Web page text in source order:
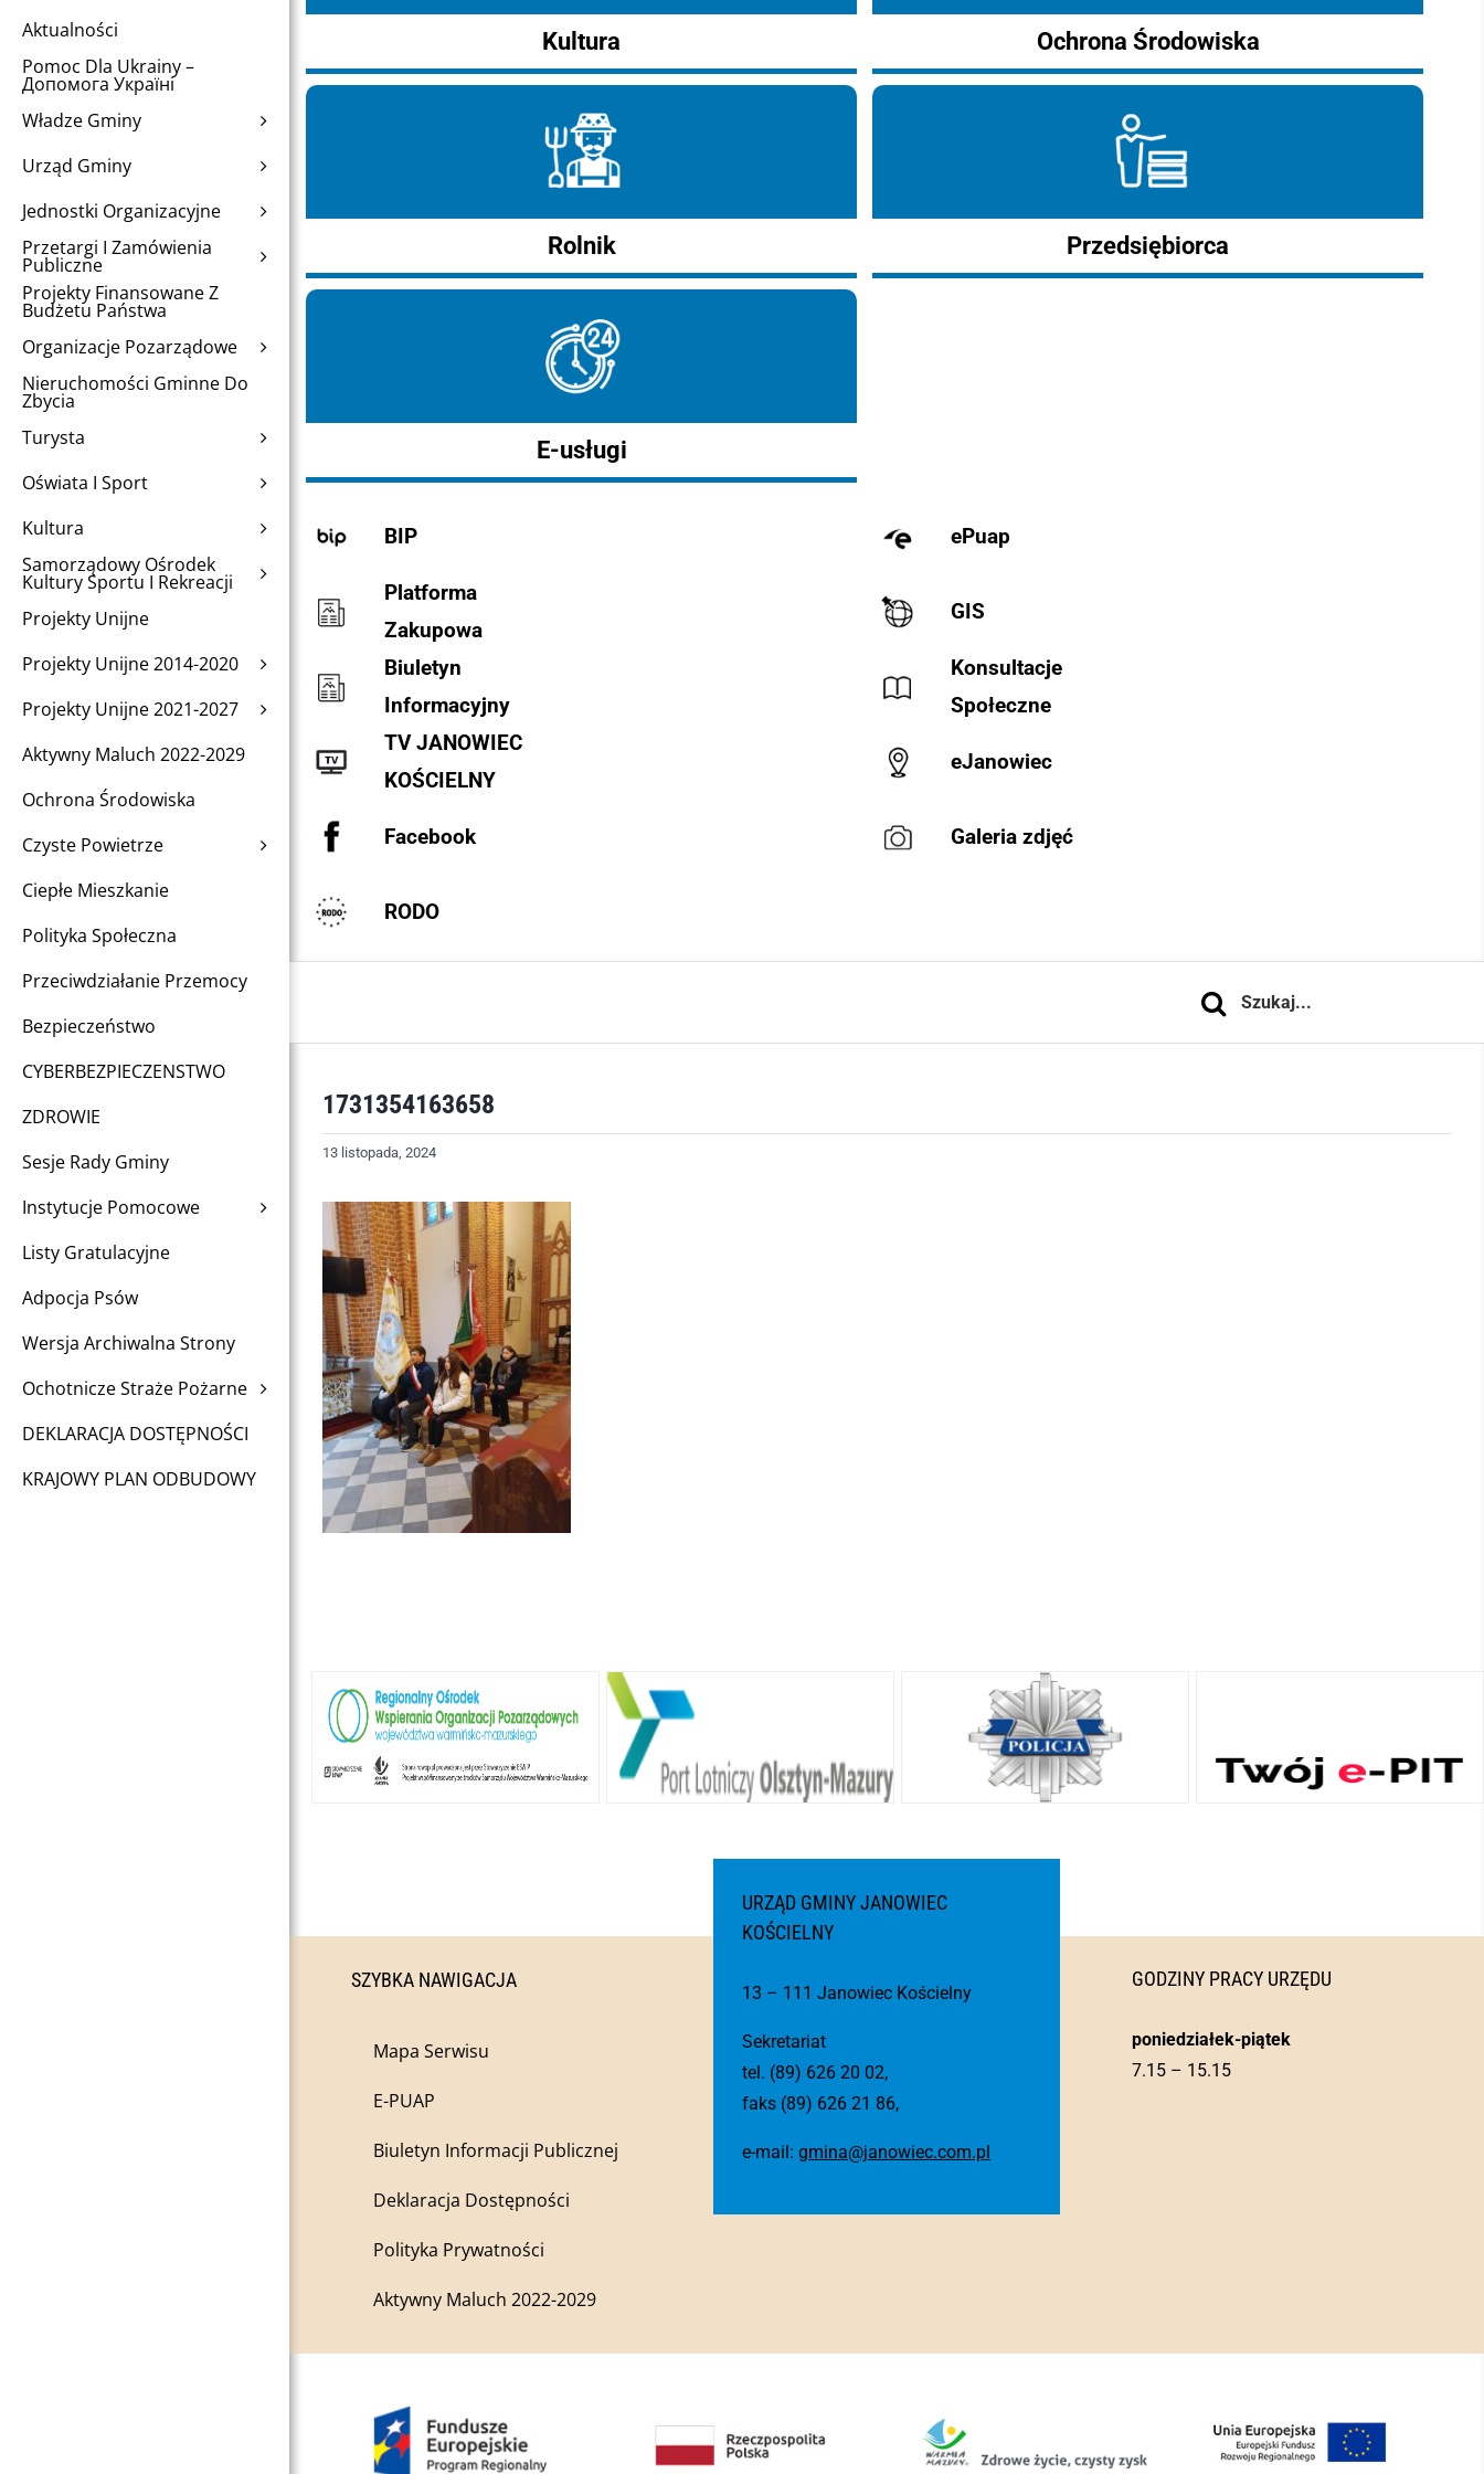
Aktualności
Pomoc Dla Ukrainy –
Допомога Україні
Władze Gminy
Urząd Gminy
Jednostki Organizacyjne
Przetargi I Zamówienia
Publiczne
Projekty Finansowane Z
Budżetu Państwa
Organizacje Pozarządowe
Nieruchomości Gminne Do
Zbycia
Turysta
Oświata I Sport
Kultura
Samorządowy Ośrodek
Kultury Sportu I Rekreacji
Projekty Unijne
Projekty Unijne 2014-2020
Projekty Unijne 2021-2027
Aktywny Maluch 2022-2029
Ochrona Środowiska
Czyste Powietrze
Ciepłe Mieszkanie
Polityka Społeczna
Przeciwdziałanie Przemocy
Bezpieczeństwo
CYBERBEZPIECZENSTWO
ZDROWIE
Sesje Rady Gminy
Instytucje Pomocowe
Listy Gratulacyjne
Adpocja Psów
Wersja Archiwalna Strony
Ochotnicze Straże Pożarne
DEKLARACJA DOSTĘPNOŚCI
KRAJOWY PLAN ODBUDOWY
Kultura Ochrona Środowiska
Rolnik Przedsiębiorca
E-usługi
BIP ePuap
Platforma
Zakupowa
GIS
Biuletyn
Informacyjny
Konsultacje
Społeczne
TV JANOWIEC
KOŚCIELNY
eJanowiec
Facebook Galeria zdjęć
RODO
Szukaj
1731354163658
13 listopada, 2024
SZYBKA NAWIGACJA
Mapa Serwisu
E-PUAP
Biuletyn Informacji Publicznej
Deklaracja Dostępności
Polityka Prywatności
Aktywny Maluch 2022-2029
URZĄD GMINY JANOWIEC
KOŚCIELNY
13 – 111 Janowiec Kościelny
Sekretariat
tel. (89) 626 20 02,
faks (89) 626 21 86,
e-mail: gmina@janowiec.com.pl
GODZINY PRACY URZĘDU
poniedziałek-piątek
7.15 – 15.15